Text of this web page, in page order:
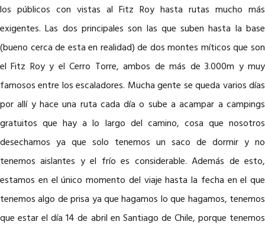
los públicos con vistas al Fitz Roy hasta rutas mucho más
exigentes. Las dos principales son las que suben hasta la base
(bueno cerca de esta en realidad) de dos montes míticos que son
el Fitz Roy y el Cerro Torre, ambos de más de 3.000m y muy
famosos entre los escaladores. Mucha gente se queda varios días
por allí y hace una ruta cada día o sube a acampar a campings
gratuitos que hay a lo largo del camino, cosa que nosotros
desechamos ya que solo tenemos un saco de dormir y no
tenemos aislantes y el frío es considerable. Además de esto,
estamos en el único momento del viaje hasta la fecha en el que
tenemos algo de prisa ya que hagamos lo que hagamos, tenemos
que estar el día 14 de abril en Santiago de Chile, porque tenemos